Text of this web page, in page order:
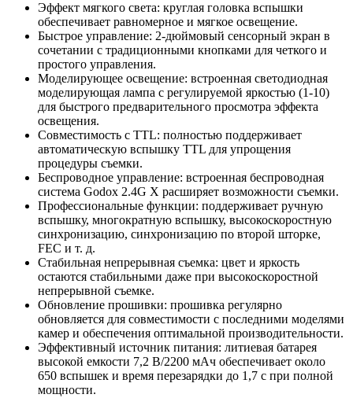
Эффект мягкого света: круглая головка вспышки
обеспечивает равномерное и мягкое освещение.
Быстрое управление: 2-дюймовый сенсорный экран в
сочетании с традиционными кнопками для четкого и
простого управления.
Моделирующее освещение: встроенная светодиодная
моделирующая лампа с регулируемой яркостью (1-10)
для быстрого предварительного просмотра эффекта
освещения.
Совместимость с TTL: полностью поддерживает
автоматическую вспышку TTL для упрощения
процедуры съемки.
Беспроводное управление: встроенная беспроводная
система Godox 2.4G X расширяет возможности съемки.
Профессиональные функции: поддерживает ручную
вспышку, многократную вспышку, высокоскоростную
синхронизацию, синхронизацию по второй шторке,
FEC и т. д.
Стабильная непрерывная съемка: цвет и яркость
остаются стабильными даже при высокоскоростной
непрерывной съемке.
Обновление прошивки: прошивка регулярно
обновляется для совместимости с последними моделями
камер и обеспечения оптимальной производительности.
Эффективный источник питания: литиевая батарея
высокой емкости 7,2 В/2200 мАч обеспечивает около
650 вспышек и время перезарядки до 1,7 с при полной
мощности.